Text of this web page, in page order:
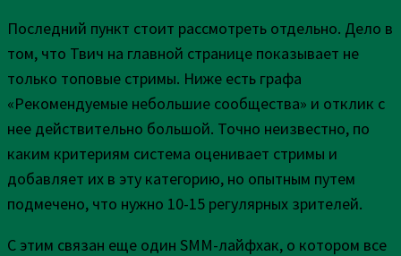
Последний пункт стоит рассмотреть отдельно. Дело в
том, что Твич на главной странице показывает не
только топовые стримы. Ниже есть графа
«Рекомендуемые небольшие сообщества» и отклик с
нее действительно большой. Точно неизвестно, по
каким критериям система оценивает стримы и
добавляет их в эту категорию, но опытным путем
подмечено, что нужно 10-15 регулярных зрителей.
С этим связан еще один SMM-лайфхак, о котором все